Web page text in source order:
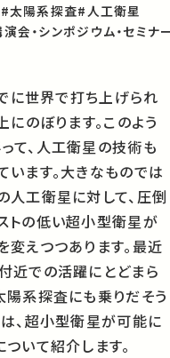
#太陽系探査#人工衛星
会・シンポジウム・セミナ
に世界で打ち上げられ
のぼります。このよう
て、人工衛星の技術も
ます。大きなものでは
人工衛星に対して、圧倒
トの低い超小型衛星が
えつつあります。最近
近での活躍にとどまら
陽系探査にも乗りだそう
は、超小型衛星が可能に
いて紹介します。